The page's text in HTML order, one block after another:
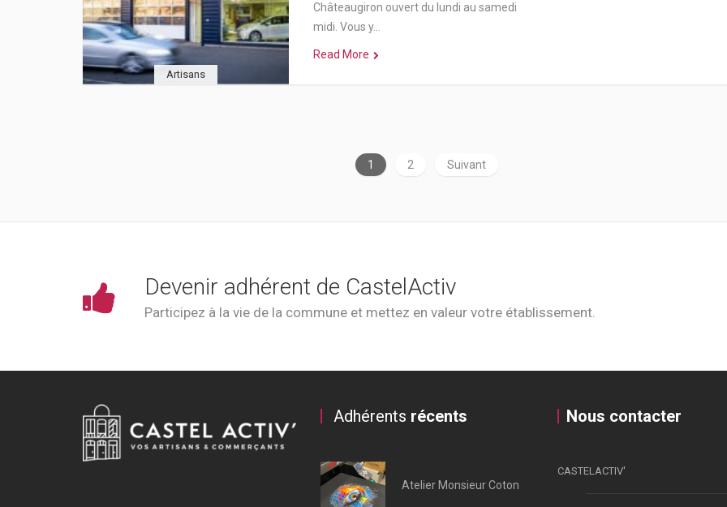
Artisans
Châteaugiron ouvert du lundi au samedi
midi. Vous y…
Read More
1 2 Suivant
Devenir adhérent de CastelActiv
Participez à la vie de la commune et mettez en valeur votre établissement.
Adhérents récents
Atelier Monsieur Coton
Nous contacter
CASTELACTIV'